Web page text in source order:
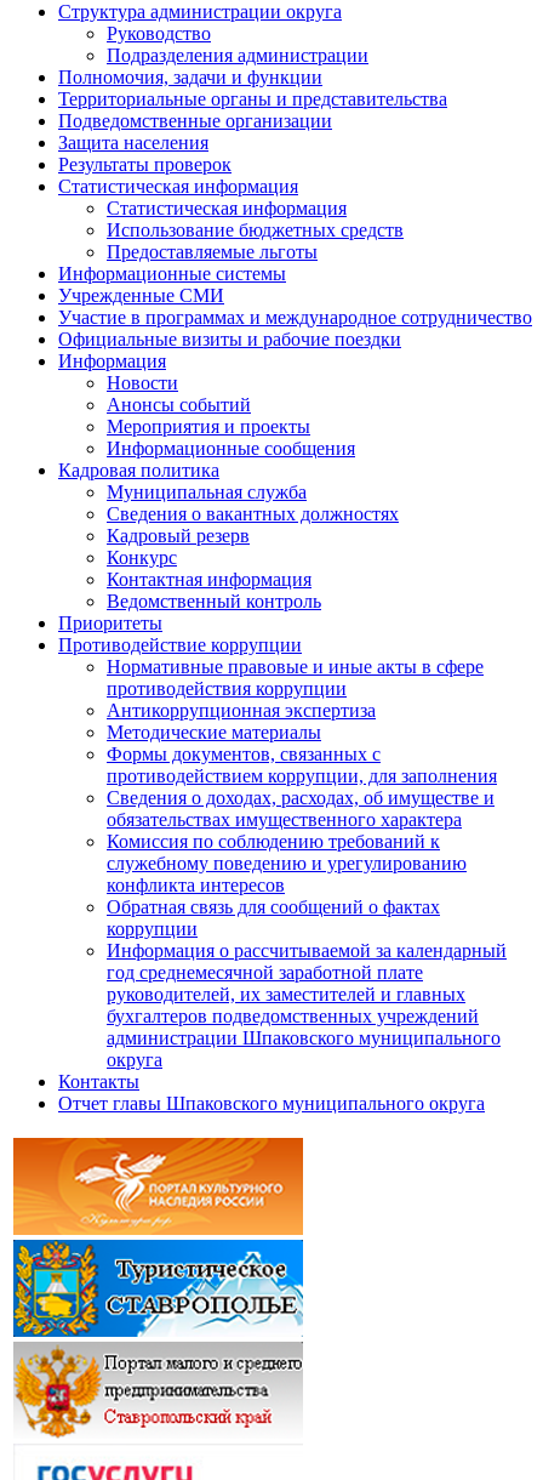
Структура администрации округа
Руководство
Подразделения администрации
Полномочия, задачи и функции
Территориальные органы и представительства
Подведомственные организации
Защита населения
Результаты проверок
Статистическая информация
Статистическая информация
Использование бюджетных средств
Предоставляемые льготы
Информационные системы
Учрежденные СМИ
Участие в программах и международное сотрудничество
Официальные визиты и рабочие поездки
Информация
Новости
Анонсы событий
Мероприятия и проекты
Информационные сообщения
Кадровая политика
Муниципальная служба
Сведения о вакантных должностях
Кадровый резерв
Конкурс
Контактная информация
Ведомственный контроль
Приоритеты
Противодействие коррупции
Нормативные правовые и иные акты в сфере
противодействия коррупции
Антикоррупционная экспертиза
Методические материалы
Формы документов, связанных с
противодействием коррупции, для заполнения
Сведения о доходах, расходах, об имуществе и
обязательствах имущественного характера
Комиссия по соблюдению требований к
служебному поведению и урегулированию
конфликта интересов
Обратная связь для сообщений о фактах
коррупции
Информация о рассчитываемой за календарный
год среднемесячной заработной плате
руководителей, их заместителей и главных
бухгалтеров подведомственных учреждений
администрации Шпаковского муниципального
округа
Контакты
Отчет главы Шпаковского муниципального округа